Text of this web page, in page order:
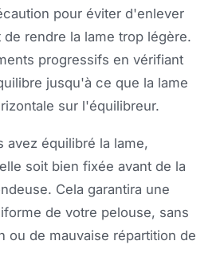
pour éviter d'enlever
rendre la lame trop légère.
progressifs en vérifiant
jusqu'à ce que la lame
sur l'équilibreur.
avez équilibré la lame,
soit bien fixée avant de la
Cela garantira une
de votre pelouse, sans
ou de mauvaise répartition de